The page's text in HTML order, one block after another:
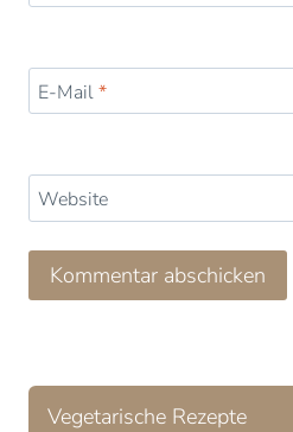
E-Mail*
Website
Vegetarische Rezepte